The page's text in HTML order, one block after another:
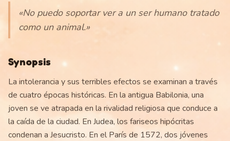
«No puedo soportar ver a un ser humano tratado
como un animal.»
Synopsis
La intolerancia y sus terribles efectos se examinan a través
de cuatro épocas históricas. En la antigua Babilonia, una
joven se ve atrapada en la rivalidad religiosa que conduce a
la caída de la ciudad. En Judea, los fariseos hipócritas
condenan a Jesucristo. En el París de 1572, dos jóvenes